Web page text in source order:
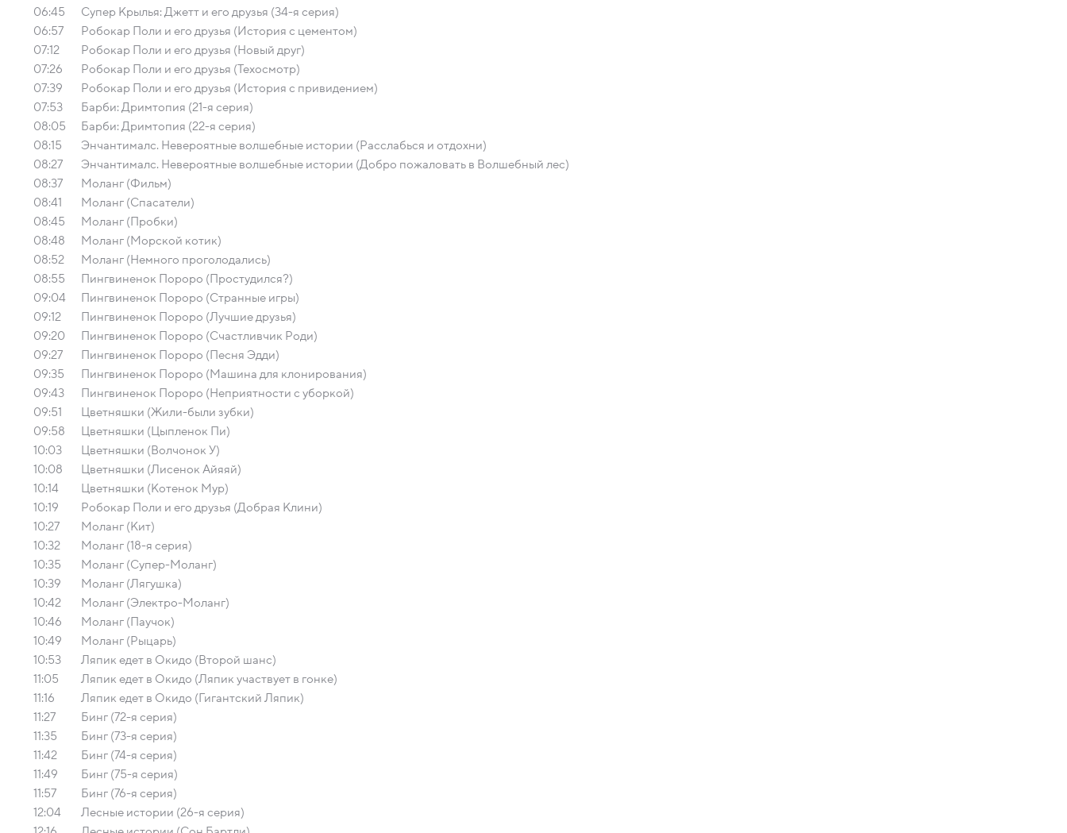
06:45
Супер Крылья: Джетт и его друзья (34-я серия)
06:57
Робокар Поли и его друзья (История с цементом)
07:12
Робокар Поли и его друзья (Новый друг)
07:26
Робокар Поли и его друзья (Техосмотр)
07:39
Робокар Поли и его друзья (История с привидением)
07:53
Барби: Дримтопия (21-я серия)
08:05
Барби: Дримтопия (22-я серия)
08:15
Энчантималс. Невероятные волшебные истории (Расслабься и отдохни)
08:27
Энчантималс. Невероятные волшебные истории (Добро пожаловать в Волшебный лес)
08:37
Моланг (Фильм)
08:41
Моланг (Спасатели)
08:45
Моланг (Пробки)
08:48
Моланг (Морской котик)
08:52
Моланг (Немного проголодались)
08:55
Пингвиненок Пороро (Простудился?)
09:04
Пингвиненок Пороро (Странные игры)
09:12
Пингвиненок Пороро (Лучшие друзья)
09:20
Пингвиненок Пороро (Счастливчик Роди)
09:27
Пингвиненок Пороро (Песня Эдди)
09:35
Пингвиненок Пороро (Машина для клонирования)
09:43
Пингвиненок Пороро (Неприятности с уборкой)
09:51
Цветняшки (Жили-были зубки)
09:58
Цветняшки (Цыпленок Пи)
10:03
Цветняшки (Волчонок У)
10:08
Цветняшки (Лисенок Айяяй)
10:14
Цветняшки (Котенок Мур)
10:19
Робокар Поли и его друзья (Добрая Клини)
10:27
Моланг (Кит)
10:32
Моланг (18-я серия)
10:35
Моланг (Супер-Моланг)
10:39
Моланг (Лягушка)
10:42
Моланг (Электро-Моланг)
10:46
Моланг (Паучок)
10:49
Моланг (Рыцарь)
10:53
Ляпик едет в Окидо (Второй шанс)
11:05
Ляпик едет в Окидо (Ляпик участвует в гонке)
11:16
Ляпик едет в Окидо (Гигантский Ляпик)
11:27
Бинг (72-я серия)
11:35
Бинг (73-я серия)
11:42
Бинг (74-я серия)
11:49
Бинг (75-я серия)
11:57
Бинг (76-я серия)
12:04
Лесные истории (26-я серия)